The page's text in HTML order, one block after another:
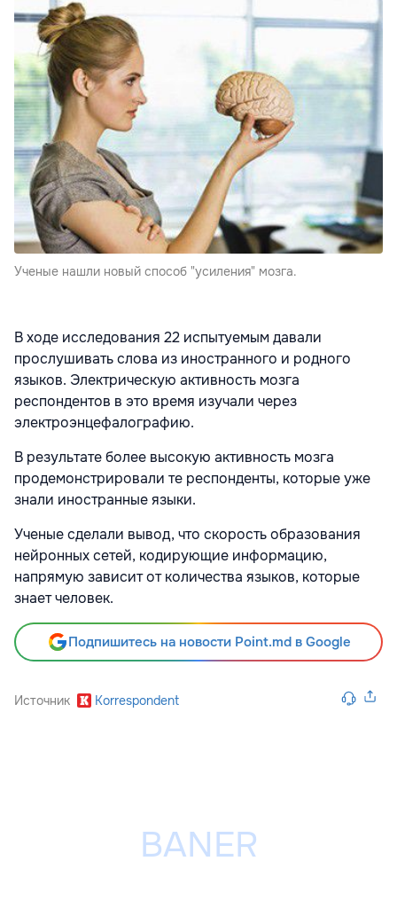
Ученые нашли новый способ "усиления" мозга.
В ходе исследования 22 испытуемым давали
прослушивать слова из иностранного и родного
языков. Электрическую активность мозга
респондентов в это время изучали через
электроэнцефалографию.
В результате более высокую активность мозга
продемонстрировали те респонденты, которые уже
знали иностранные языки.
Ученые сделали вывод, что скорость образования
нейронных сетей, кодирующие информацию,
напрямую зависит от количества языков, которые
знает человек.
Подпишитесь на новости Point.md в Google
Источник Korrespondent